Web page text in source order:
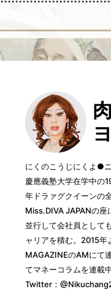
ヨ
にくのこうじにくよ●
慶應義塾大学在学中の
年ドラァグクイーンの
Miss.DIVA JAPANの座
並行して会社員として
ャリアを積む。2015年
MAGAZINEのAMにて
てマネーコラムを連載中
Twitter：